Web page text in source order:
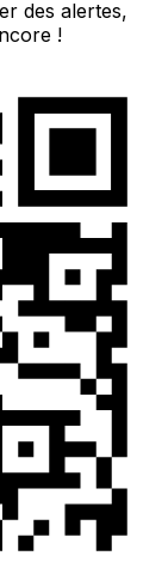
des alertes,
!